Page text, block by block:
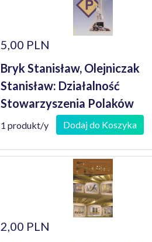
5,00 PLN
Bryk Stanisław, Olejniczak
Stanisław: Działalność
Stowarzyszenia Polaków
Poszkodowanych przez III
wspomnienia jego członków
1 produkt/y Dodaj do Koszyka
2,00 PLN